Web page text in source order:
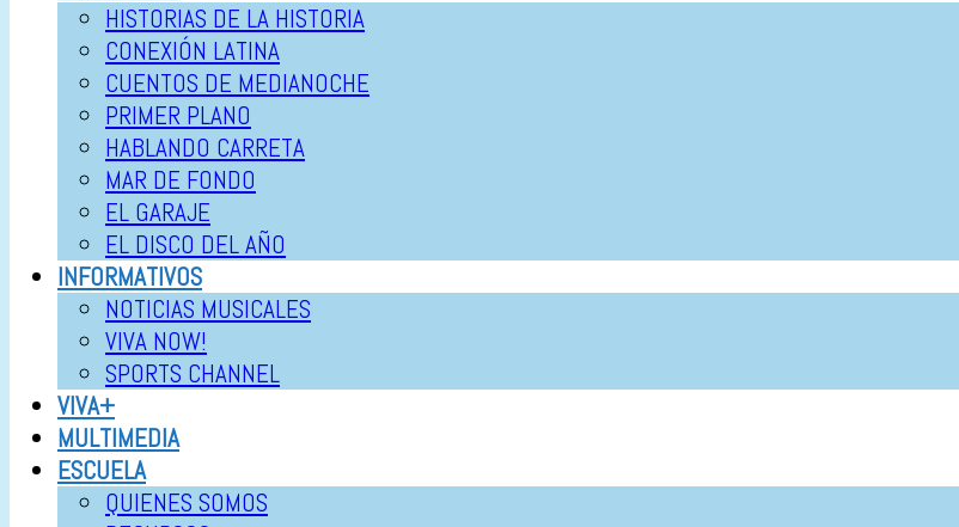
HISTORIAS DE LA HISTORIA
CONEXIÓN LATINA
CUENTOS DE MEDIANOCHE
PRIMER PLANO
HABLANDO CARRETA
MAR DE FONDO
EL GARAJE
EL DISCO DEL AÑO
INFORMATIVOS
NOTICIAS MUSICALES
VIVA NOW!
SPORTS CHANNEL
VIVA+
MULTIMEDIA
ESCUELA
QUIENES SOMOS